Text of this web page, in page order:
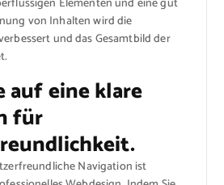
Elementen und eine gut
von Inhalten wird die
und das Gesamtbild der
auf eine klare
für
Navigation ist